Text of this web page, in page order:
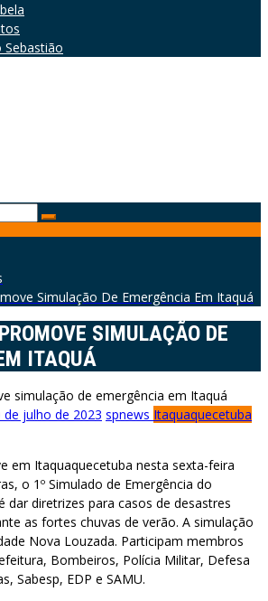
Sebastião
Simulação De Emergência Em Itaquá
SIMULAÇÃO DE
ITAQUÁ
de julho de 2023 spnews Itaquaquecetuba
em Itaquaquecetuba nesta sexta-feira
o 1º Simulado de Emergência do
dar diretrizes para casos de desastres
as fortes chuvas de verão. A simulação
Nova Louzada. Participam membros
Bombeiros, Polícia Militar, Defesa
Sabesp, EDP e SAMU.